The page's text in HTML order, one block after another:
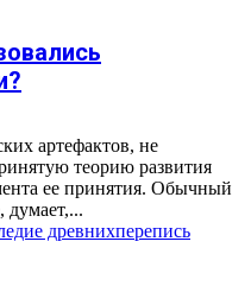
артефактов, не
теорию развития
ее принятия. Обычный
думает,...
древнихперепись